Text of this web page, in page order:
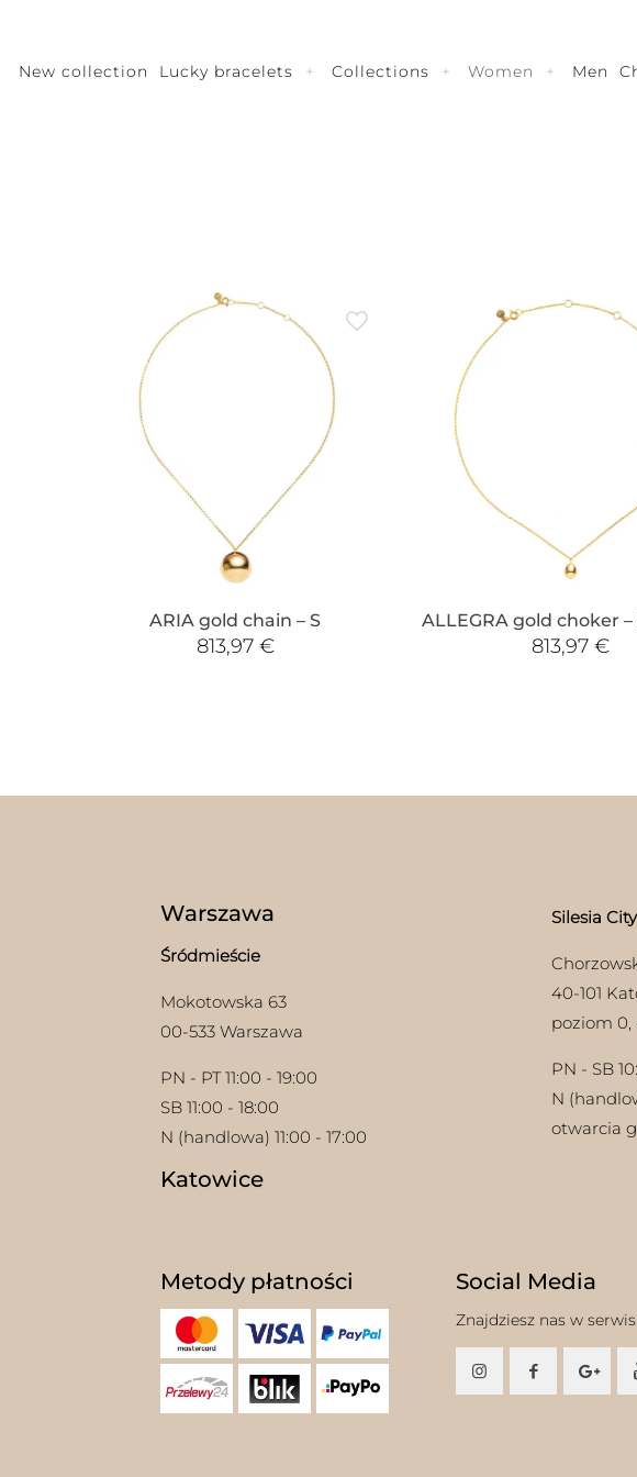
New collection Lucky bracelets Collections Women Men
ARIA gold chain – S
813,97 €
ALLEGRA gold choker –
813,97 €
Warszawa
Śródmieście
Mokotowska 63
00-533 Warszawa
PN - PT 11:00 - 19:00
SB 11:00 - 18:00
N (handlowa) 11:00 - 17:00
Katowice
Silesia
40-101
poziom 0,
PN - SB
N
otwarcia
Metody płatności Social Media
Znajdziesz nas w